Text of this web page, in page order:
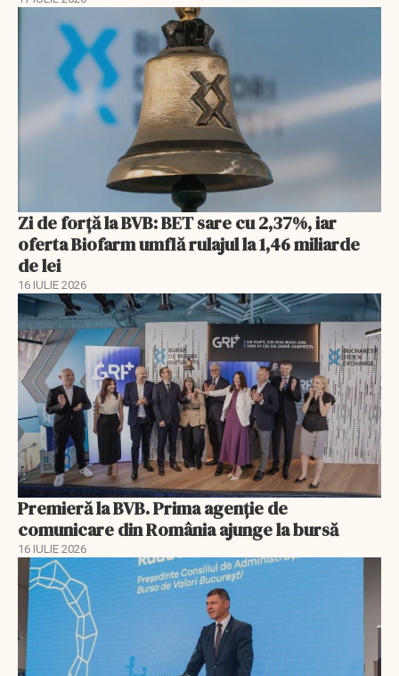
Zi de forță la BVB: BET sare cu 2,37%, iar
oferta Biofarm umflă rulajul la 1,46 miliarde
de lei
16 IULIE 2026
Premieră la BVB. Prima agenție de
comunicare din România ajunge la bursă
16 IULIE 2026